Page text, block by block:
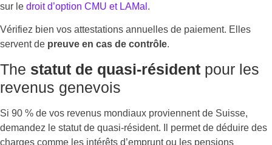
sur le droit d’option CMU et LAMal .
Vérifiez bien vos attestations annuelles de paiement. Elles
servent de preuve en cas de contrôle.
The statut de quasi-résident pour les
revenus genevois
Si 90 % de vos revenus mondiaux proviennent de Suisse,
demandez le statut de quasi-résident. Il permet de déduire des
charges comme les intérêts d’emprunt ou les pensions